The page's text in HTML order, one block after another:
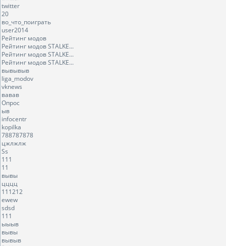
twitter
20
во_что_поиграть
user2014
Рейтинг модов
Рейтинг модов STALKE...
Рейтинг модов STALKE...
Рейтинг модов STALKE...
вывывыв
liga_modov
vknews
вавав
Опрос
ыв
infocentr
kopilka
788787878
цжлжлж
Ss
111
11
вывы
цццц
111212
ewew
sdsd
111
ыыыв
вывы
вывыв